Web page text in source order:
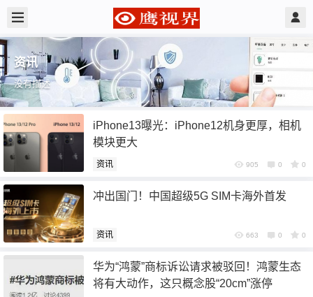
资讯
没有描述
iPhone13曝光：iPhone12机身更厚，相机
模块更大
资讯 905 0 0
冲出国门！中国超级5G SIM卡海外首发
资讯 663 0 0
华为“鸿蒙”商标诉讼请求被驳回！鸿蒙生态
将有大动作，这只概念股“20cm”涨停